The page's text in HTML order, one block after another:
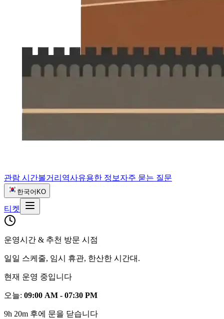
관람 시간볼거리 역사유용한 정보 자주 묻는 질문
한국어 KO
티켓
운영시간 & 추천 방문 시점
일일 스케줄, 임시 휴관, 한산한 시간대.
현재 운영 중입니다
오늘: 09:00 AM - 07:30 PM
9h 20m 후에 문을 닫습니다